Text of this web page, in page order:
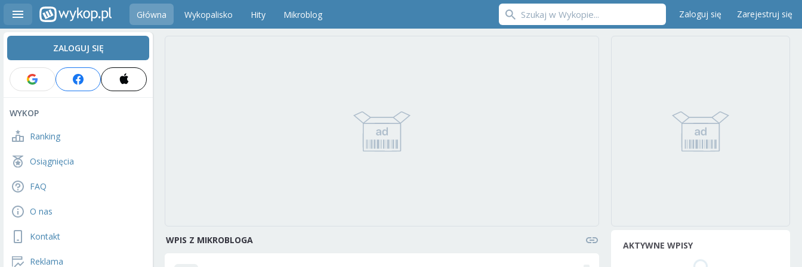
Główna Wykopalisko Hity Mikroblog Zaloguj się Zarejestruj się
ZALOGUJ SIĘ
WYKOP
Ranking
Osiągnięcia
FAQ
O nas
Kontakt
Reklama
WPIS Z MIKROBLOGA AKTYWNE WPISY